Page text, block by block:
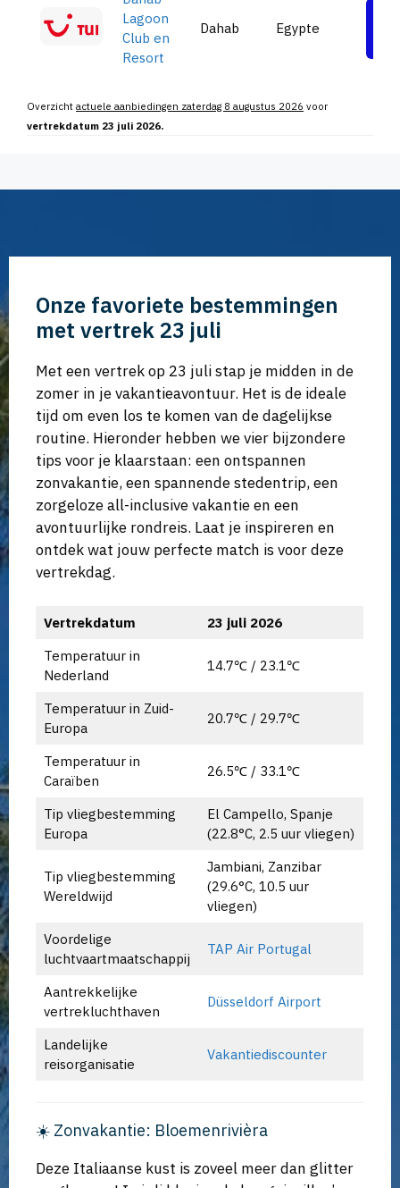
Lagoon
Club en
Resort
Dahab Egypte
Overzicht actuele aanbiedingen zaterdag 8 augustus 2026 voor
vertrekdatum 23 juli 2026.
Onze favoriete bestemmingen
met vertrek 23 juli
Met een vertrek op 23 juli stap je midden in de
zomer in je vakantieavontuur. Het is de ideale
tijd om even los te komen van de dagelijkse
routine. Hieronder hebben we vier bijzondere
tips voor je klaarstaan: een ontspannen
zonvakantie, een spannende stedentrip, een
zorgeloze all-inclusive vakantie en een
avontuurlijke rondreis. Laat je inspireren en
ontdek wat jouw perfecte match is voor deze
vertrekdag.
Vertrekdatum
23 juli 2026
Temperatuur in
Nederland
14.7℃ / 23.1℃
Temperatuur in Zuid-
Europa
20.7℃ / 29.7℃
Temperatuur in
Caraïben
26.5℃ / 33.1℃
Tip vliegbestemming
Europa
El Campello, Spanje
(22.8°C, 2.5 uur vliegen)
Tip vliegbestemming
Wereldwijd
Jambiani, Zanzibar
(29.6°C, 10.5 uur
vliegen)
Voordelige
luchtvaartmaatschappij
TAP Air Portugal
Aantrekkelijke
vertrekluchthaven
Düsseldorf Airport
Landelijke
reisorganisatie
Vakantiediscounter
☀️ Zonvakantie: Bloemenrivièra
Deze Italiaanse kust is zoveel meer dan glitter